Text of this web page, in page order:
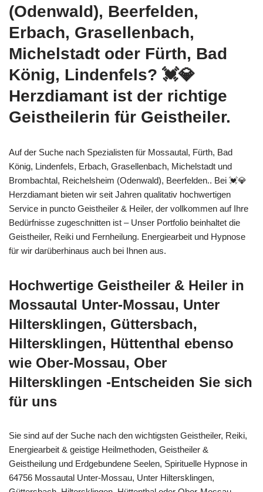
(Odenwald), Beerfelden,
Erbach, Grasellenbach,
Michelstadt oder Fürth, Bad
König, Lindenfels? 💓️💎
Herzdiamant ist der richtige
Geistheilerin für Geistheiler.
Auf der Suche nach Spezialisten für Mossautal, Fürth, Bad
König, Lindenfels, Erbach, Grasellenbach, Michelstadt und
Brombachtal, Reichelsheim (Odenwald), Beerfelden.. Bei 💓️💎
Herzdiamant bieten wir seit Jahren qualitativ hochwertigen
Service in puncto Geistheiler & Heiler, der vollkommen auf Ihre
Bedürfnisse zugeschnitten ist – Unser Portfolio beinhaltet die
Geistheiler, Reiki und Fernheilung. Energiearbeit und Hypnose
für wir darüberhinaus auch bei Ihnen aus.
Hochwertige Geistheiler & Heiler in
Mossautal Unter-Mossau, Unter
Hiltersklingen, Güttersbach,
Hiltersklingen, Hüttenthal ebenso
wie Ober-Mossau, Ober
Hiltersklingen -Entscheiden Sie sich
für uns
Sie sind auf der Suche nach den wichtigsten Geistheiler, Reiki,
Energiearbeit & geistige Heilmethoden, Geistheiler &
Geistheilung und Erdgebundene Seelen, Spirituelle Hypnose in
64756 Mossautal Unter-Mossau, Unter Hiltersklingen,